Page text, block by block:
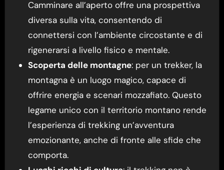
Camminare all’aperto offre una prospettiva
diversa sulla vita, consentendo di
connettersi con l’ambiente circostante e di
rigenerarsi a livello fisico e mentale.
Scoperta delle montagne: per un trekker, la
montagna è un luogo magico, capace di
offrire energia e scenari mozzafiato. Questo
legame unico con il territorio montano rende
l’esperienza di trekking un’avventura
emozionante, anche di fronte alle sfide che
comporta.